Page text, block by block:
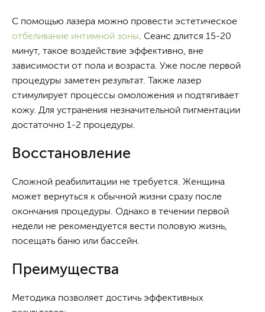
С помощью лазера можно провести эстетическое
отбеливание интимной зоны . Сеанс длится 15-20
минут, такое воздействие эффективно, вне
зависимости от пола и возраста. Уже после первой
процедуры заметен результат. Также лазер
стимулирует процессы омоложения и подтягивает
кожу. Для устранения незначительной пигментации
достаточно 1-2 процедуры.
Восстановление
Сложной реабилитации не требуется. Женщина
может вернуться к обычной жизни сразу после
окончания процедуры. Однако в течении первой
недели не рекомендуется вести половую жизнь,
посещать баню или бассейн.
Преимущества
Методика позволяет достичь эффективных